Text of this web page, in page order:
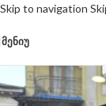
Skip to navigation
ᲛᲔᲜᲘᲣ